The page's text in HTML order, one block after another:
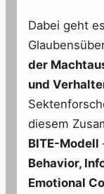
Dabei geht
der
und
diesem
BITE-Modell
Behavior,
Emotional